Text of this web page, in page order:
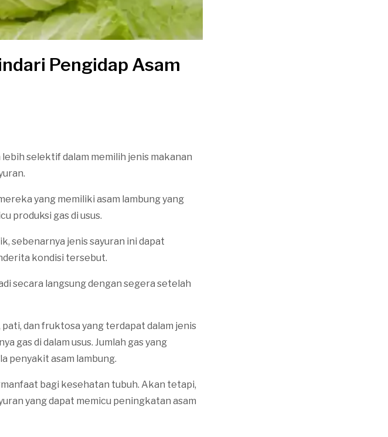
Pengidap Asam
lebih selektif dalam memilih jenis makanan
yang memiliki asam lambung yang
produksi gas di usus.
sebenarnya jenis sayuran ini dapat
kondisi tersebut.
secara langsung dengan segera setelah
dan fruktosa yang terdapat dalam jenis
gas di dalam usus. Jumlah gas yang
penyakit asam lambung.
bagi kesehatan tubuh. Akan tetapi,
yang dapat memicu peningkatan asam